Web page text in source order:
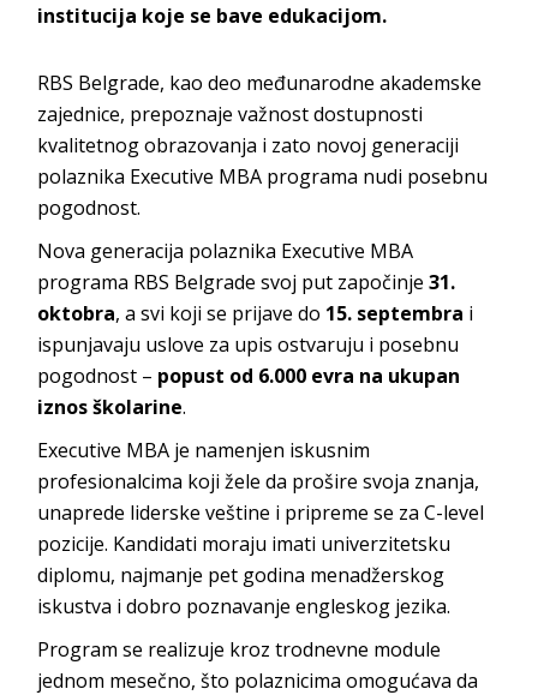
institucija koje se bave edukacijom.
RBS Belgrade, kao deo međunarodne akademske
zajednice, prepoznaje važnost dostupnosti
kvalitetnog obrazovanja i zato novoj generaciji
polaznika Executive MBA programa nudi posebnu
pogodnost.
Nova generacija polaznika Executive MBA
programa RBS Belgrade svoj put započinje31.
oktobra, a svi koji se prijave do 15. septembra i
ispunjavaju uslove za upis ostvaruju i posebnu
pogodnost – popust od 6.000 evra na ukupan
iznos školarine.
Executive MBA je namenjen iskusnim
profesionalcima koji žele da prošire svoja znanja,
unaprede liderske veštine i pripreme se za C-level
pozicije. Kandidati moraju imati univerzitetsku
diplomu, najmanje pet godina menadžerskog
iskustva i dobro poznavanje engleskog jezika.
Program se realizuje kroz trodnevne module
jednom mesečno, što polaznicima omogućava da